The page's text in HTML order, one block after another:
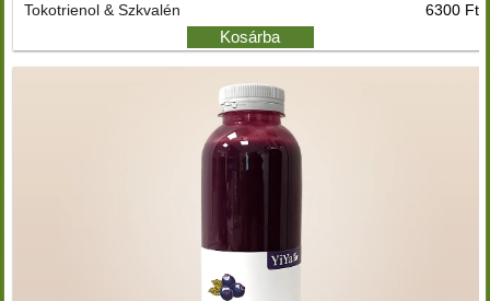
Tokotrienol & Szkvalén 6300 Ft
Kosárba